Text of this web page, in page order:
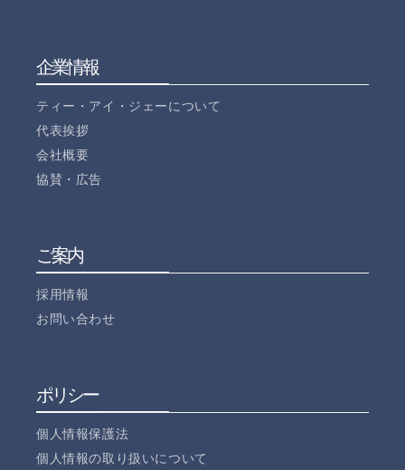
企業情報
ティー・アイ・ジェーについて
代表挨拶
会社概要
協賛・広告
ご案内
採用情報
お問い合わせ
ポリシー
個人情報保護法
個人情報の取り扱いについて